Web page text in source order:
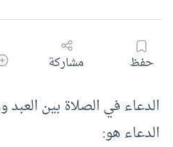
حفظ مشاركة
الدعاء في الصلاة بين
الدعاء هو: